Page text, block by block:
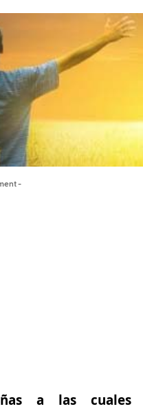
-
a las cuales